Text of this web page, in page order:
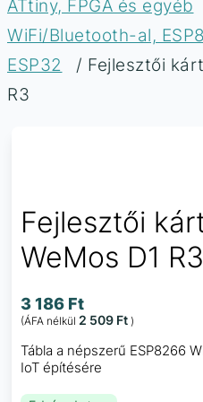
ATtiny, FPGA és egyéb
WiFi/Bluetooth-al,
ESP32
/ Fejlesztői
R3
Fejlesztői
WeMos D1 R3
3 186 Ft
(ÁFA nélkül 2 509 Ft )
Tábla a népszerű ESP8266
IoT építésére